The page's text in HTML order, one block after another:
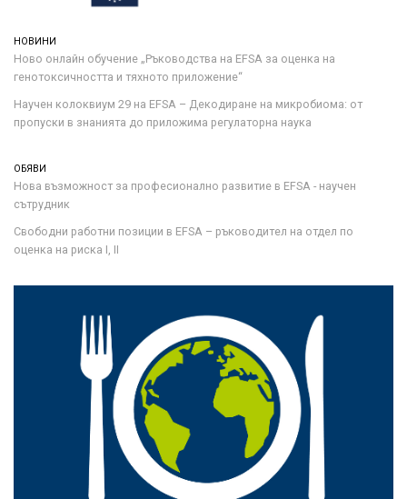
НОВИНИ
Ново онлайн обучение „Ръководства на ЕFSA за оценка на
генотоксичността и тяхното приложение“
Научен колоквиум 29 на EFSA – Декодиране на микробиома: от
пропуски в знанията до приложима регулаторна наука
ОБЯВИ
Нова възможност за професионално развитие в EFSA - научен
сътрудник
Свободни работни позиции в EFSA – ръководител на отдел по
оценка на риска I, II